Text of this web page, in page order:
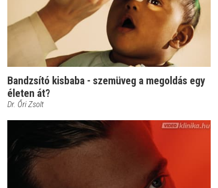
Bandzsító kisbaba - szemüveg a megoldás egy
életen át?
Dr. Őri Zsolt